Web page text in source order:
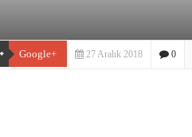
Google+ 27 Aralık 2018 0